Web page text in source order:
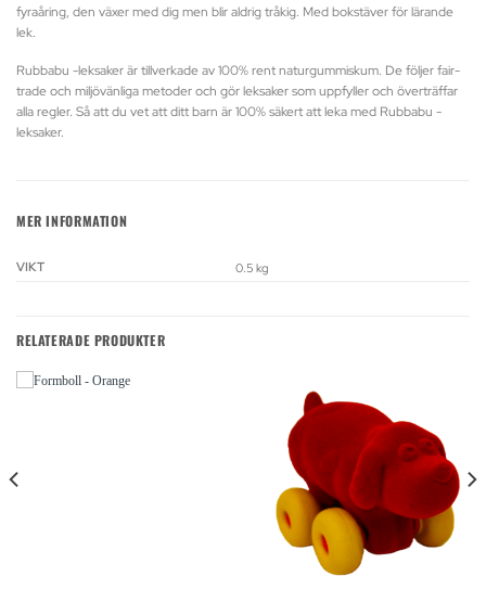
fyraåring, den växer med dig men blir aldrig tråkig. Med bokstäver för lärande
lek.
Rubbabu -leksaker är tillverkade av 100% rent naturgummiskum. De följer fair-
trade och miljövänliga metoder och gör leksaker som uppfyller och överträffar
alla regler. Så att du vet att ditt barn är 100% säkert att leka med Rubbabu -
leksaker.
MER INFORMATION
VIKT 0.5 kg
RELATERADE PRODUKTER